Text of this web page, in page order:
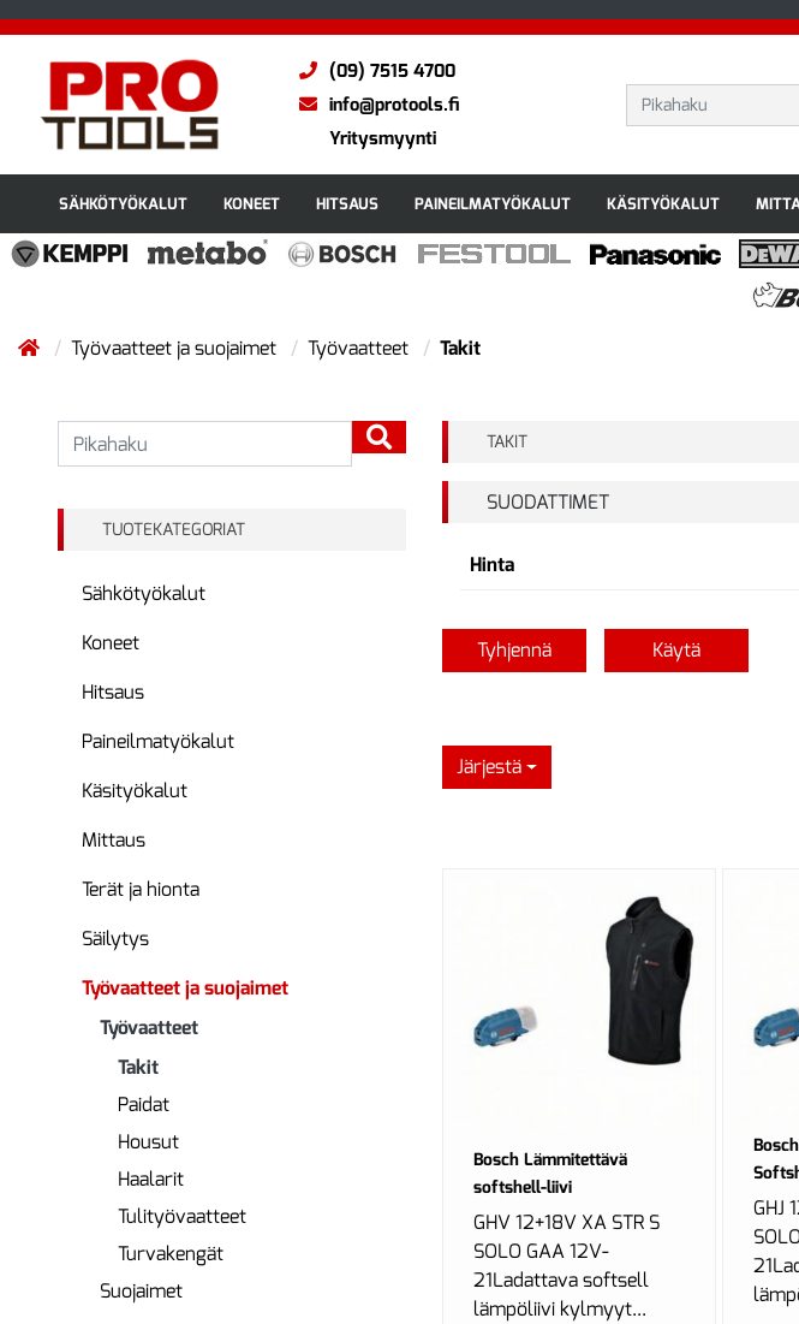
(09) 7515 4700
info@protools.fi
Yritysmyynti
SÄHKÖTYÖKALUT KONEET HITSAUS PAINEILMATYÖKALUT KÄSITYÖKALUT
Työvaatteet ja suojaimet Työvaatteet Takit
TUOTEKATEGORIAT
Sähkötyökalut
Koneet
Hitsaus
Paineilmatyökalut
Käsityökalut
Mittaus
Terät ja hionta
Säilytys
Työvaatteet ja suojaimet
Työvaatteet
Takit
Paidat
Housut
Haalarit
Tulityövaatteet
Turvakengät
Suojaimet
TAKIT
SUODATTIMET
Hinta
Tyhjennä Käytä
Järjestä
Bosch Lämmitettävä
softshell-liivi
GHV 12+18V XA STR S
SOLO GAA 12V-
21Ladattava softsell
lämpöliivi kylmyyt...
GHJ